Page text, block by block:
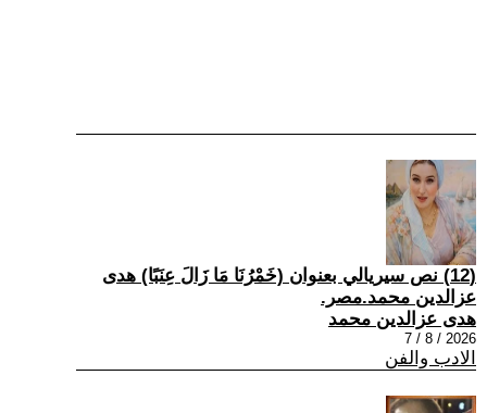
(12) نص سيريالي بعنوان (خَمْرُنَا مَا زَالَ عِنَبًا) هدى
عزالدين محمد.مصر.
هدى عزالدين محمد
2026 / 8 / 7
الادب والفن